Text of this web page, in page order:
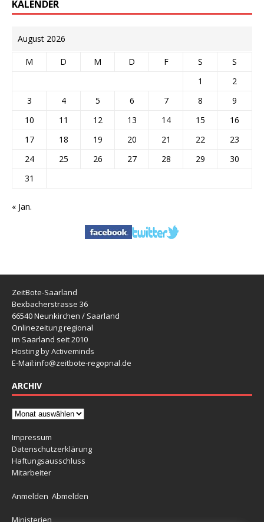
KALENDER
August 2026
M D M D F S
S
1
2
3
4 5 6 7 8
9
10
11 12 13 14 15
16
17
18 19 20 21 22
23
24
25 26 27 28 29
30
31
« Jan.
ZeitBote-Saarland
Bexbacherstrasse 36
66540 Neunkirchen / Saarland
Onlinezeitung regional
im Saarland seit 2010
Hosting by Activeminds
E-Mail:info@zeitbote-regopnal.de
ARCHIV
Impressum
Datenschutzerklärung
Haftungsausschluss
Mitarbeiter
Anmelden Abmelden
Ministerien